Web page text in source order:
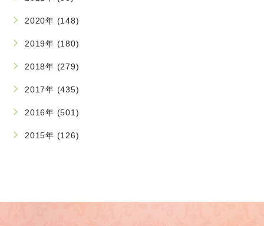
2020年 (148)
2019年 (180)
2018年 (279)
2017年 (435)
2016年 (501)
2015年 (126)